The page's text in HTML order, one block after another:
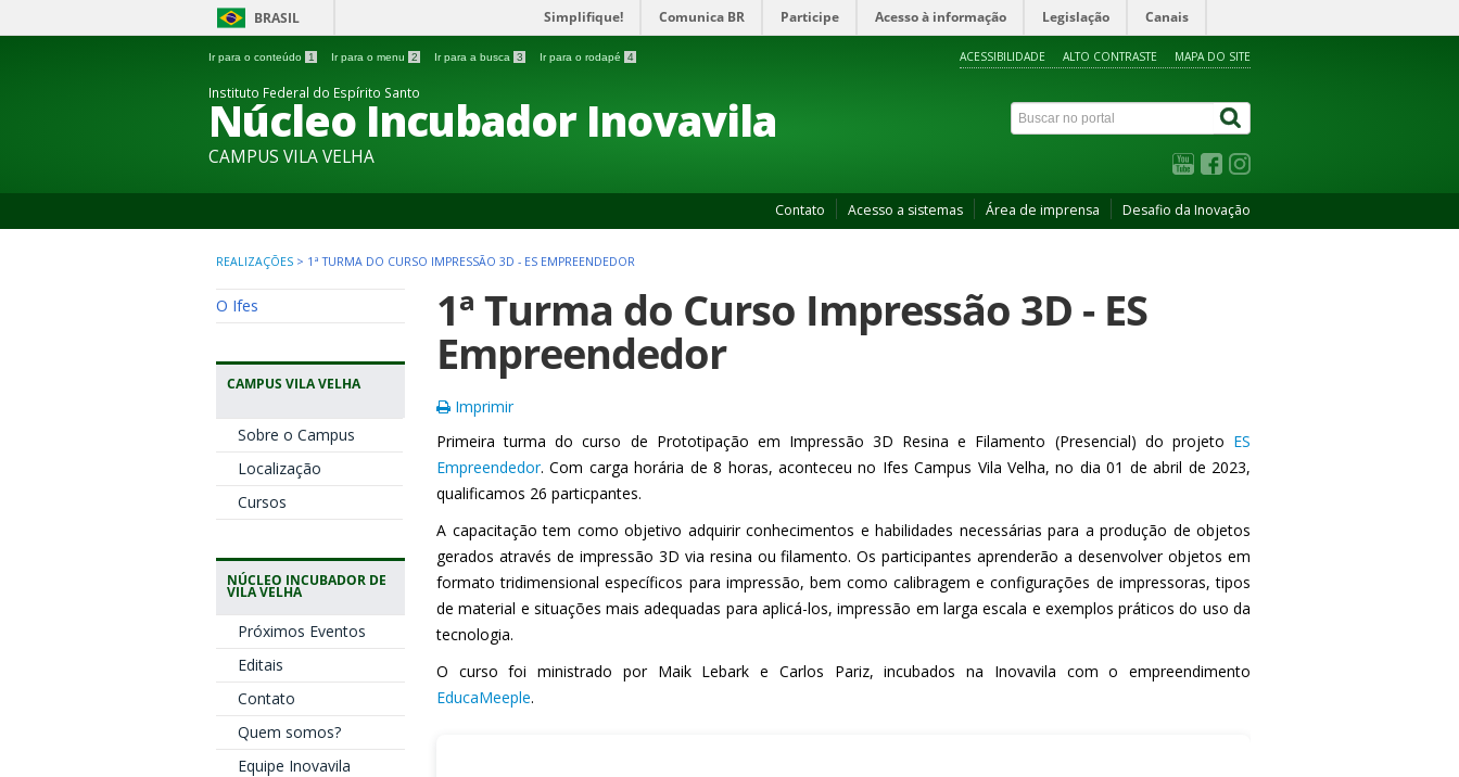
BRASIL Simplifique! Comunica BR Participe Acesso à informação Legislação Canais
Ir para o conteúdo 1 Ir para o menu 2 Ir para a busca 3 Ir para o rodapé 4 ACESSIBILIDADE ALTO CONTRASTE MAPA DO SITE
Instituto Federal do Espírito Santo
Núcleo Incubador Inovavila
CAMPUS VILA VELHA
Contato Acesso a sistemas Área de imprensa Desafio da Inovação
REALIZAÇÕES > 1ª TURMA DO CURSO IMPRESSÃO 3D - ES EMPREENDEDOR
O Ifes
CAMPUS VILA VELHA
Sobre o Campus
Localização
Cursos
NÚCLEO INCUBADOR DE
VILA VELHA
Próximos Eventos
Editais
Contato
Quem somos?
Equipe Inovavila
1ª Turma do Curso Impressão 3D - ES
Empreendedor
Imprimir
Primeira turma do curso de Prototipação em Impressão 3D Resina e Filamento (Presencial) do projeto ES
Empreendedor. Com carga horária de 8 horas, aconteceu no Ifes Campus Vila Velha, no dia 01 de abril de 2023,
qualificamos 26 particpantes.
A capacitação tem como objetivo adquirir conhecimentos e habilidades necessárias para a produção de objetos
gerados através de impressão 3D via resina ou filamento. Os participantes aprenderão a desenvolver objetos em
formato tridimensional específicos para impressão, bem como calibragem e configurações de impressoras, tipos
de material e situações mais adequadas para aplicá-los, impressão em larga escala e exemplos práticos do uso da
tecnologia.
O curso foi ministrado por Maik Lebark e Carlos Pariz, incubados na Inovavila com o empreendimento
EducaMeeple.